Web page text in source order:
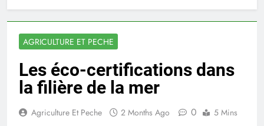
AGRICULTURE ET PECHE
Les éco-certifications dans
la filière de la mer
Agriculture Et Peche 2 Months Ago 0 5 Mins